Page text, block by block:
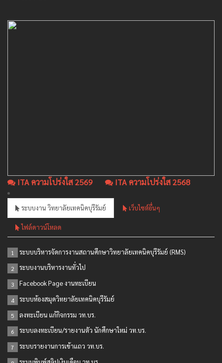
ITA ความโปร่งใส 2569 ITA ความโปร่งใส 2568
ระบบงาน วิทยาลัยเทคนิคบุรีรัมย์ เว็บไซต์อื่นๆ
ไฟล์ดาวน์โหลด
1 ระบบบริหารจัดการงานสถานศึกษาวิทยาลัยเทคนิคบุรีรัมย์ (RMS)
2 ระบบงานบริหารงานทั่วไป
3 Facebook Page งานทะเบียน
4 ระบบห้องสมุดวิทยาลัยเทคนิคบุรีรัมย์
5 ลงทะเบียน แก้กิจกรรม วท.บร.
6 ระบบลงทะเบียน/รายงานตัว นักศึกษาใหม่ วท.บร.
7 ระบบรายงานการเข้าแถว วท.บร.